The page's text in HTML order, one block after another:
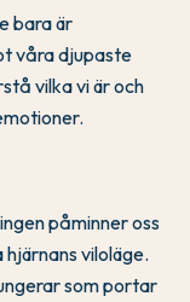
bara är
våra djupaste
vilka vi är och
påminner oss
viloläge.
som portar